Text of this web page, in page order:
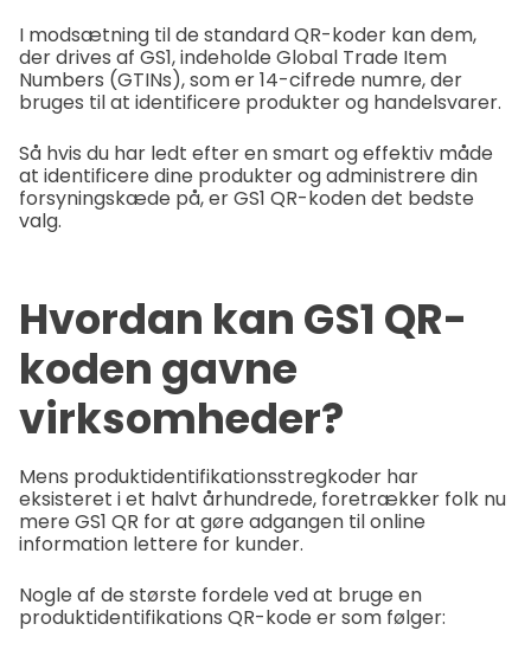
I modsætning til de standard QR-koder kan dem,
der drives af GS1, indeholde Global Trade Item
Numbers (GTINs), som er 14-cifrede numre, der
bruges til at identificere produkter og handelsvarer.
Så hvis du har ledt efter en smart og effektiv måde
at identificere dine produkter og administrere din
forsyningskæde på, er GS1 QR-koden det bedste
valg.
Hvordan kan GS1 QR-
koden gavne
virksomheder?
Mens produktidentifikationsstregkoder har
eksisteret i et halvt århundrede, foretrækker folk nu
mere GS1 QR for at gøre adgangen til online
information lettere for kunder.
Nogle af de største fordele ved at bruge en
produktidentifikations QR-kode er som følger: